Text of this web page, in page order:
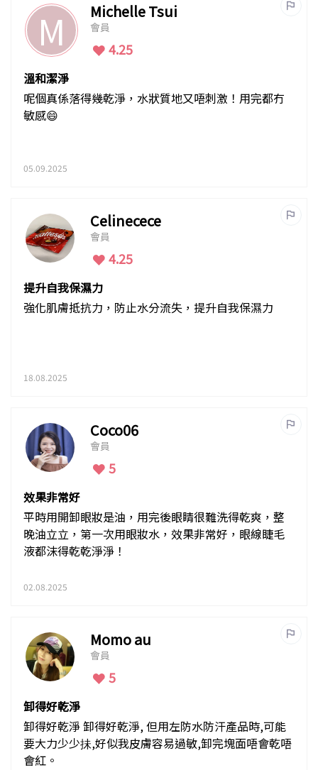
M Michelle Tsui
會員
4.25
溫和潔淨
呢個真係落得幾乾淨，水狀質地又唔刺激！用完都冇
敏感😄
05.09.2025
Celinecece
會員
4.25
提升自我保濕力
強化肌膚抵抗力，防止水分流失，提升自我保濕力
18.08.2025
Coco06
會員
5
效果非常好
平時用開卸眼妝是油，用完後眼睛很難洗得乾爽，整
晚油立立，第一次用眼妝水，效果非常好，眼線睫毛
液都沫得乾乾淨淨！
02.08.2025
Momo au
會員
5
卸得好乾淨
卸得好乾淨 卸得好乾淨, 但用左防水防汗產品時,可能
要大力少少抺,好似我皮膚容易過敏,卸完塊面唔會乾唔
會紅。